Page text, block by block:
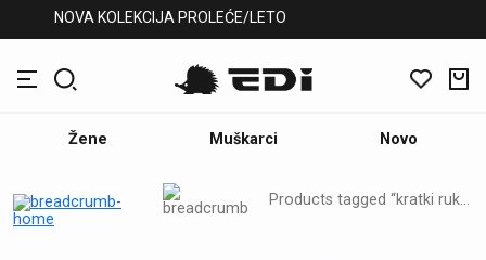
NOVA KOLEKCIJA PROLEĆE/LETO
Žene Muškarci Novo
Products tagged “kratki rukavi”